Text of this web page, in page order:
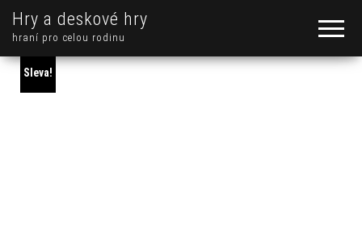
Hry a deskové hry
hraní pro celou rodinu
Sleva!